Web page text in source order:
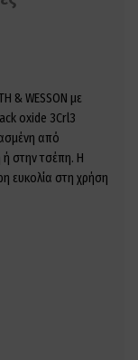
& WESSON με
oxide 3Crl3
από
ή στην τσέπη. Η
ευκολία στη χρήση